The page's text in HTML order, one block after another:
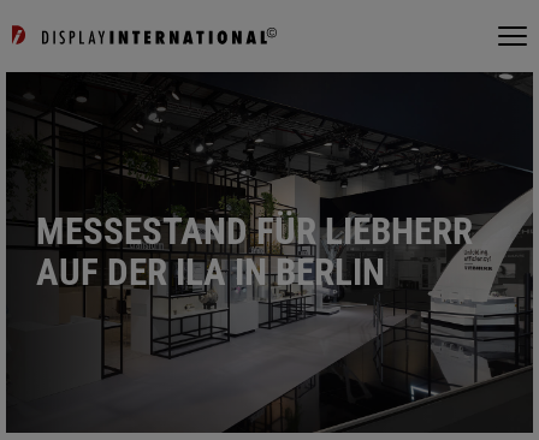
MESSESTAND FÜR LIEBHERR
AUF DER ILA IN BERLIN